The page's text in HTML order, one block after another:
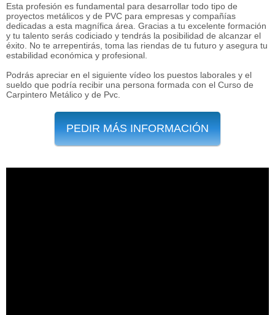
Esta profesión es fundamental para desarrollar todo tipo de
proyectos metálicos y de PVC para empresas y compañías
dedicadas a esta magnífica área. Gracias a tu excelente formación
y tu talento serás codiciado y tendrás la posibilidad de alcanzar el
éxito. No te arrepentirás, toma las riendas de tu futuro y asegura tu
estabilidad económica y profesional.
Podrás apreciar en el siguiente vídeo los puestos laborales y el
sueldo que podría recibir una persona formada con el Curso de
Carpintero Metálico y de Pvc.
PEDIR MÁS INFORMACIÓN